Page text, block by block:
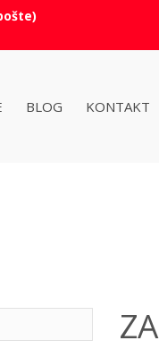
BLOG KONTAKT